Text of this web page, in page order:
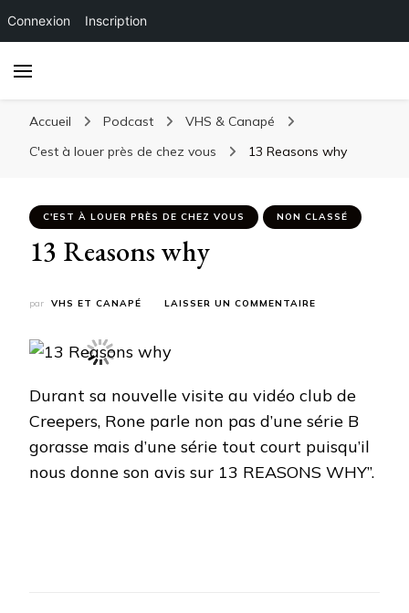
Connexion Inscription
Accueil Podcast
VHS & Canapé
C'est à louer près de chez vous
13 Reasons why
C'EST À LOUER PRÈS DE CHEZ VOUS NON CLASSÉ
13 Reasons why
par VHS ET CANAPÉ LAISSER UN COMMENTAIRE
Durant sa nouvelle visite au vidéo club de
Creepers, Rone parle non pas d’une série B
gorasse mais d’une série tout court puisqu’il
nous donne son avis sur 13 REASONS WHY”.